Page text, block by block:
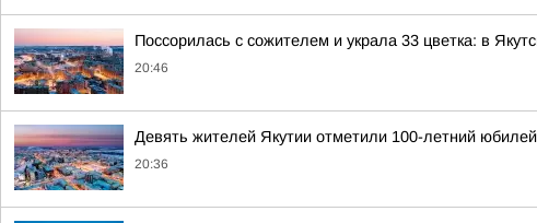
Поссорилась с сожителем и украла 33 цветка: в
20:46
Девять жителей Якутии отметили 100-летний
20:36